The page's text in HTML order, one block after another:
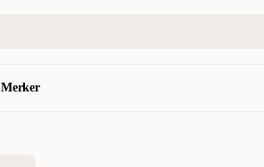
Merker